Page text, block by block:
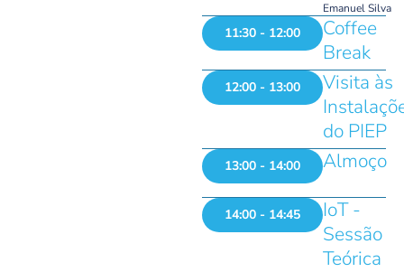
Emanuel Silva
11:30 - 12:00
Coffee
Break
12:00 - 13:00
Visita às
do PIEP
13:00 - 14:00 Almoço
14:00 - 14:45
IoT -
Sessão
Teórica